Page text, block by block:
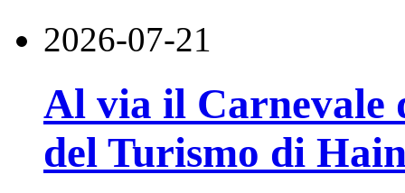
2026-07-21
Al via il Carnevale
del Turismo di